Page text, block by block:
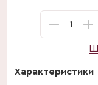
1
Характеристики